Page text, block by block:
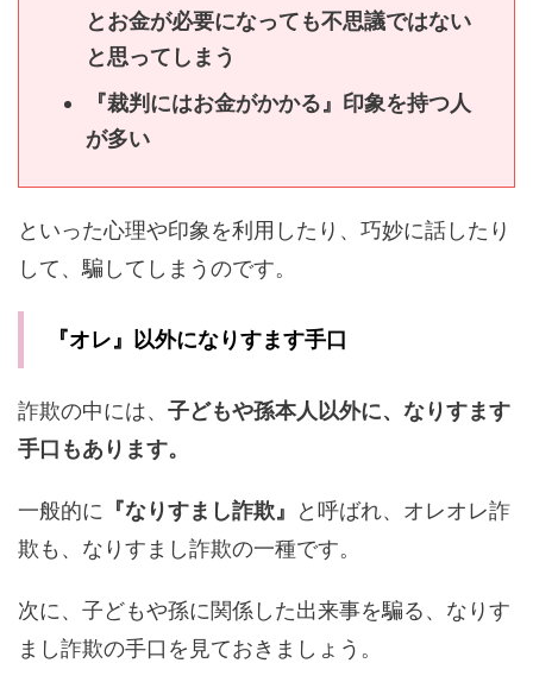
とお金が必要になっても不思議ではない
と思ってしまう
『裁判にはお金がかかる』印象を持つ人
が多い
といった心理や印象を利用したり、巧妙に話したり
して、騙してしまうのです。
『オレ』以外になりすます手口
詐欺の中には、 子どもや孫本人以外に、なりすます
手口もあります。
一般的に 『なりすまし詐欺』
と呼ばれ、オレオレ詐
欺も、なりすまし詐欺の一種です。
次に、子どもや孫に関係した出来事を騙る、なりす
まし詐欺の手口を見ておきましょう。